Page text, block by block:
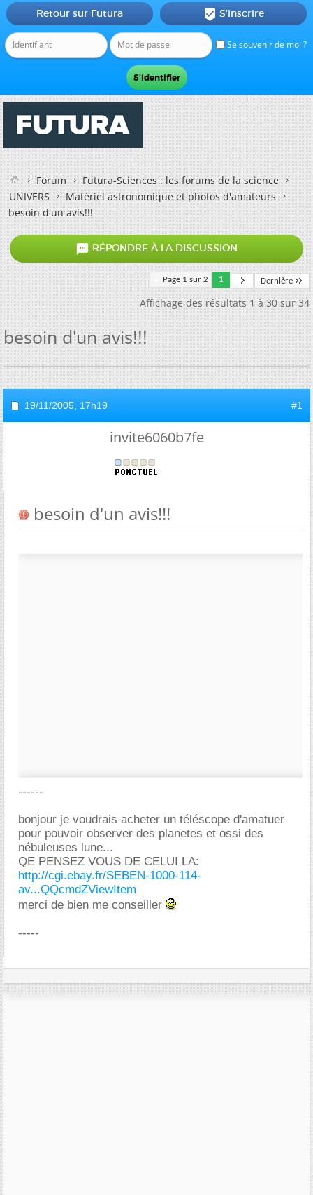
Se souvenir de moi ?
Retour sur Futura  S'inscrire
Forum
Futura-Sciences : les forums de la science
UNIVERS
Matériel astronomique et photos d'amateurs
besoin d'un avis!!!
 RÉPONDRE À LA DISCUSSION
Page 1 sur 2 1 Dernière
Affichage des résultats 1 à 30 sur 34
besoin d'un avis!!!
19/11/2005, 17h19 #1
invite6060b7fe
besoin d'un avis!!!
------
bonjour je voudrais acheter un téléscope d'amatuer
pour pouvoir observer des planetes et ossi des
nébuleuses lune...
QE PENSEZ VOUS DE CELUI LA:
http://cgi.ebay.fr/SEBEN-1000-114-
av...QQcmdZViewItem
merci de bien me conseiller
-----